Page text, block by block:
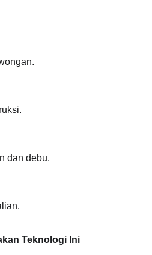
dan debu.
Teknologi Ini